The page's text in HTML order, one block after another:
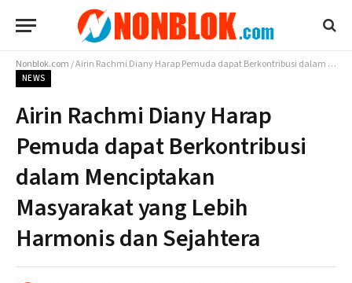
Nonblok.com/Airin Rachmi Diany Harap Pemuda dapat Berkontribusi dalam Menciptakan Masyarakat yang Lebih Harmonis dan Sejahtera
NEWS
Airin Rachmi Diany Harap
Pemuda dapat Berkontribusi
dalam Menciptakan
Masyarakat yang Lebih
Harmonis dan Sejahtera